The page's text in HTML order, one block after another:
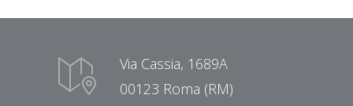
Via Cassia, 1689A
00123 Roma (RM)